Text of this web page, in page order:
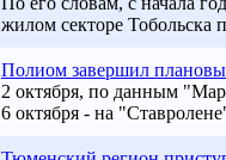
жилом секторе Тобольска
Полиом завершил
2 октября, по данным
6 октября - на